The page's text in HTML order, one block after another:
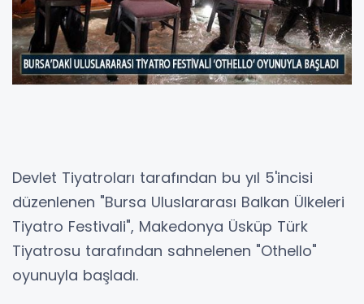
Devlet Tiyatroları tarafından bu yıl 5'incisi
düzenlenen "Bursa Uluslararası Balkan Ülkeleri
Tiyatro Festivali", Makedonya Üsküp Türk
Tiyatrosu tarafından sahnelenen "Othello"
oyunuyla başladı.